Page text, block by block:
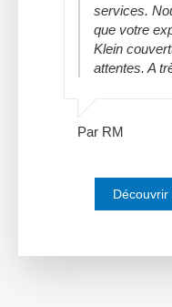
services.
que votre
Klein
attentes. A
Par RM